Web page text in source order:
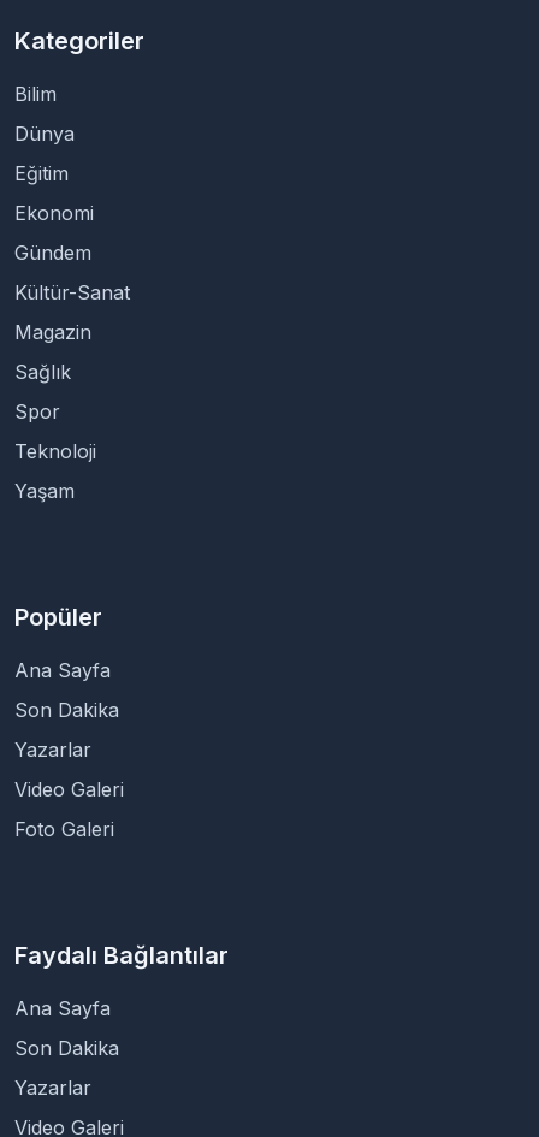
Kategoriler
Bilim
Dünya
Eğitim
Ekonomi
Gündem
Kültür-Sanat
Magazin
Sağlık
Spor
Teknoloji
Yaşam
Popüler
Ana Sayfa
Son Dakika
Yazarlar
Video Galeri
Foto Galeri
Faydalı Bağlantılar
Ana Sayfa
Son Dakika
Yazarlar
Video Galeri